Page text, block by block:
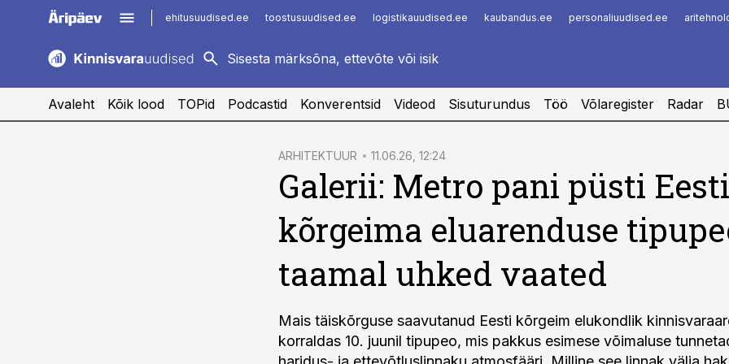
ehitusuudised.ee toostusuudised.ee logistikauudised.ee kaubandus.ee personaliuudised.ee
kaubandus.ee
logistikauudised.ee
imelineajalugu.ee
Infopank
Avaleht Kõik lood TOPid Podcastid Konverentsid Videod Sisuturundus Töö Võlaregister Radar
ARHITEKTUUR 11.06.26, 12:24
Galerii: Metro pani püsti Eesti
kõrgeima eluarenduse
taamal uhked vaated
Mais täiskõrguse saavutanud Eesti kõrgeim elukondlik
korraldas 10. juunil tipupeo, mis pakkus esimese võimaluse